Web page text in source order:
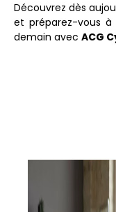
Découvrez dès
et préparez-vous
demain avec ACG